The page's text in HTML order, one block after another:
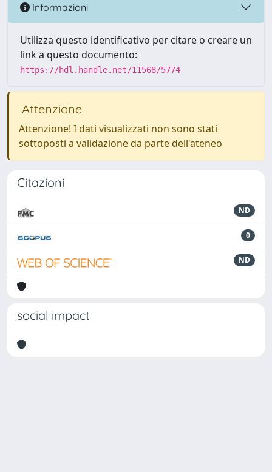
Informazioni
Utilizza questo identificativo per citare o creare un
link a questo documento:
https://hdl.handle.net/11568/5774
Attenzione
Attenzione! I dati visualizzati non sono stati
sottoposti a validazione da parte dell'ateneo
Citazioni
ND
0
ND
social impact